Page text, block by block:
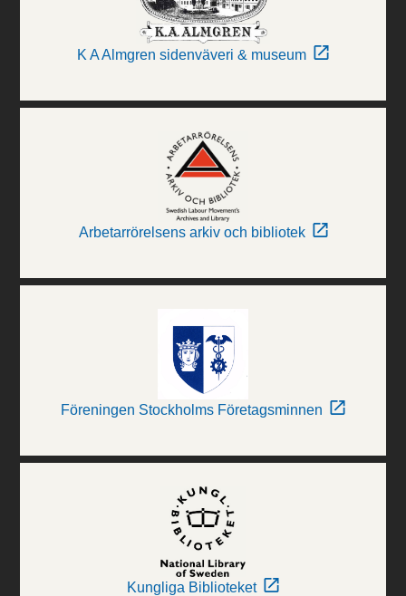
K A Almgren sidenväveri & museum
Arbetarrörelsens arkiv och bibliotek
Föreningen Stockholms Företagsminnen
Kungliga Biblioteket